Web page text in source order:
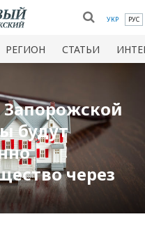
УКР РУС
РЕГИОН СТАТЬИ
Запорожской
будут
через